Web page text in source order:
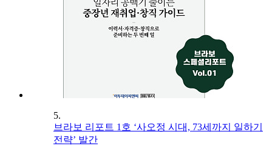
5.
브라보 리포트 1호 ‘사오정 시대, 73세까지 일하기
전략’ 발간